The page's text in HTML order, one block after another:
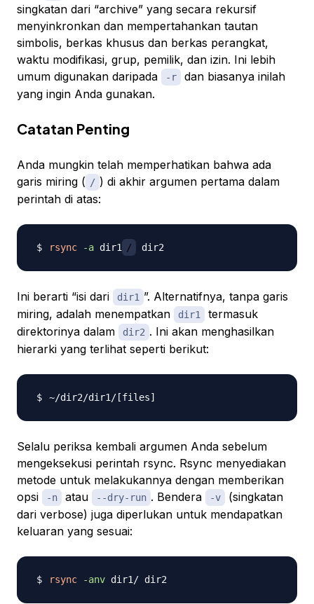
singkatan dari “archive” yang secara rekursif
menyinkronkan dan mempertahankan tautan
simbolis, berkas khusus dan berkas perangkat,
waktu modifikasi, grup, pemilik, dan izin. Ini lebih
umum digunakan daripada
-r
dan biasanya inilah
yang ingin Anda gunakan.
Catatan Penting
Anda mungkin telah memperhatikan bahwa ada
garis miring ( / ) di akhir argumen pertama dalam
perintah di atas:
rsync -a dir1 /
Ini berarti “isi dari dir1 ”. Alternatifnya, tanpa garis
miring, adalah menempatkan
dir1
termasuk
direktorinya dalam
dir2 . Ini akan menghasilkan
hierarki yang terlihat seperti berikut:
~/dir2/dir1/ [files]
Selalu periksa kembali argumen Anda sebelum
mengeksekusi perintah rsync. Rsync menyediakan
metode untuk melakukannya dengan memberikan
opsi
-n atau --dry-run . Bendera -v
(singkatan
dari verbose) juga diperlukan untuk mendapatkan
keluaran yang sesuai:
rsync -anv